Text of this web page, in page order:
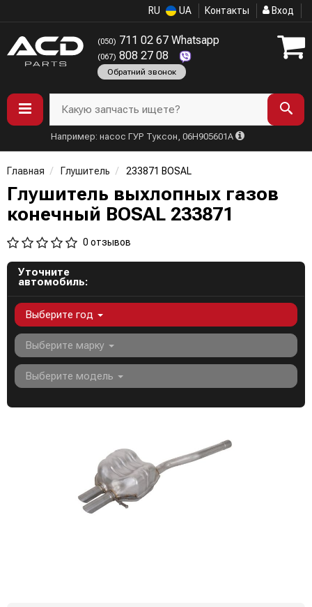
RU UA Контакты Вход
(050) 711 02 67 Whatsapp
(067) 808 27 08
Обратний звонок
Какую запчасть ищете?
Например: насос ГУР Туксон, 06H905601A
Главная Глушитель 233871 BOSAL
Глушитель выхлопных газов
конечный BOSAL 233871
0 отзывов
Уточните
автомобиль:
Выберите год
Выберите марку
Выберите модель